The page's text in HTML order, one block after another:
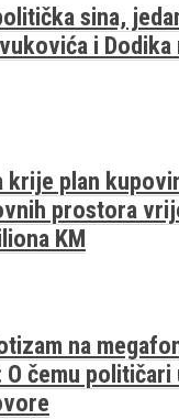
sina,
i
krije plan
prostora
KM
na
O čemu